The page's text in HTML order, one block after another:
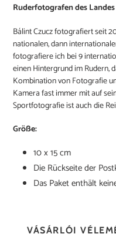
Ruderfotografen des Landes
Bálint Czucz fotografiert seit
nationalen, dann
fotografiere ich bei 9
einen Hintergrund im Rudern,
Kombination von Fotografie
Kamera fast immer mit auf
Sportfotografie ist auch die
Größe:
10 x 15 cm
Die Rückseite der
Das Paket enthält
VÁSÁRLÓI